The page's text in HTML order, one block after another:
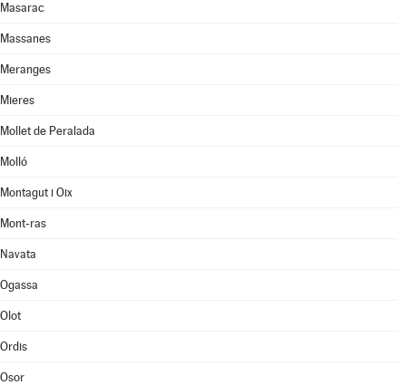
Masarac
Massanes
Meranges
Mieres
Mollet de Peralada
Molló
Montagut i Oix
Mont-ras
Navata
Ogassa
Olot
Ordis
Osor